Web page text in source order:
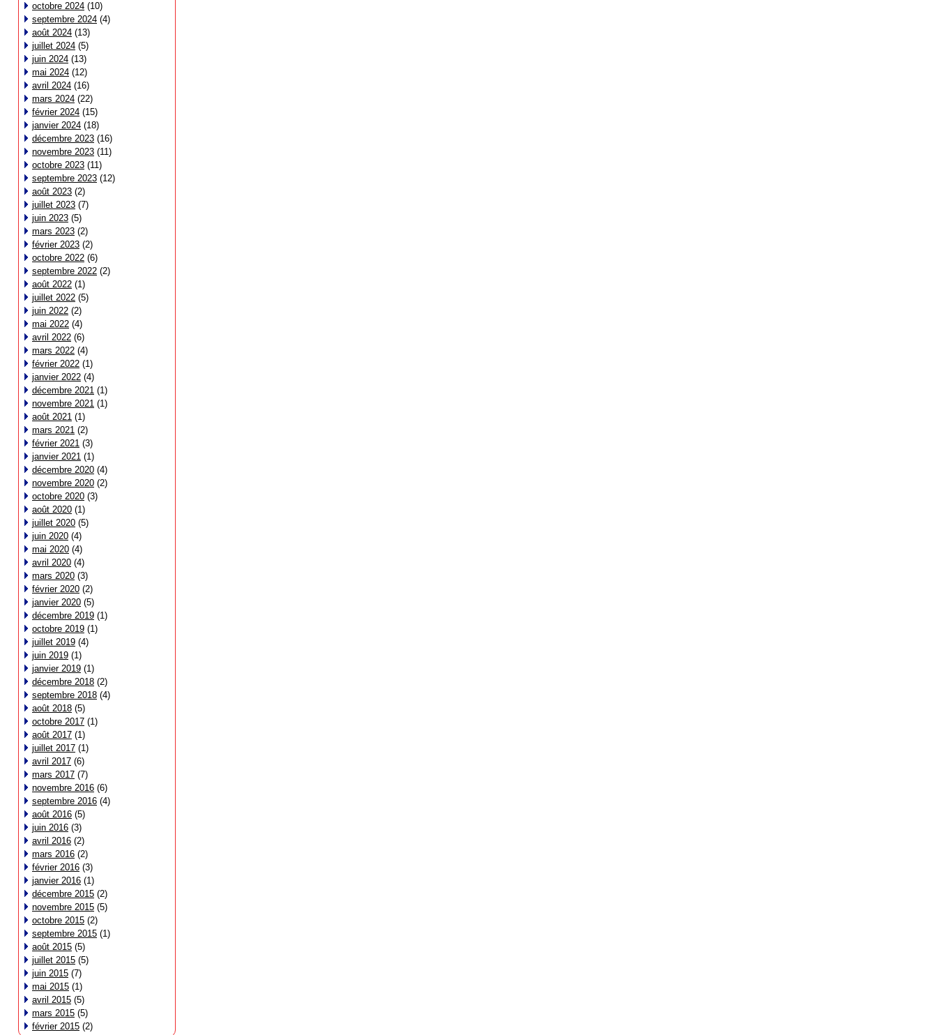
octobre 2024 (10)
septembre 2024 (4)
août 2024 (13)
juillet 2024 (5)
juin 2024 (13)
mai 2024 (12)
avril 2024 (16)
mars 2024 (22)
février 2024 (15)
janvier 2024 (18)
décembre 2023 (16)
novembre 2023 (11)
octobre 2023 (11)
septembre 2023 (12)
août 2023 (2)
juillet 2023 (7)
juin 2023 (5)
mars 2023 (2)
février 2023 (2)
octobre 2022 (6)
septembre 2022 (2)
août 2022 (1)
juillet 2022 (5)
juin 2022 (2)
mai 2022 (4)
avril 2022 (6)
mars 2022 (4)
février 2022 (1)
janvier 2022 (4)
décembre 2021 (1)
novembre 2021 (1)
août 2021 (1)
mars 2021 (2)
février 2021 (3)
janvier 2021 (1)
décembre 2020 (4)
novembre 2020 (2)
octobre 2020 (3)
août 2020 (1)
juillet 2020 (5)
juin 2020 (4)
mai 2020 (4)
avril 2020 (4)
mars 2020 (3)
février 2020 (2)
janvier 2020 (5)
décembre 2019 (1)
octobre 2019 (1)
juillet 2019 (4)
juin 2019 (1)
janvier 2019 (1)
décembre 2018 (2)
septembre 2018 (4)
août 2018 (5)
octobre 2017 (1)
août 2017 (1)
juillet 2017 (1)
avril 2017 (6)
mars 2017 (7)
novembre 2016 (6)
septembre 2016 (4)
août 2016 (5)
juin 2016 (3)
avril 2016 (2)
mars 2016 (2)
février 2016 (3)
janvier 2016 (1)
décembre 2015 (2)
novembre 2015 (5)
octobre 2015 (2)
septembre 2015 (1)
août 2015 (5)
juillet 2015 (5)
juin 2015 (7)
mai 2015 (1)
avril 2015 (5)
mars 2015 (5)
février 2015 (2)